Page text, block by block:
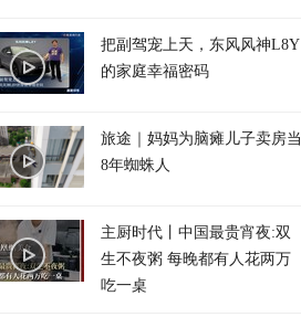
把副驾宠上天，东风风神L8Y
的家庭幸福密码
旅途｜妈妈为脑瘫儿子卖房当
8年蜘蛛人
主厨时代丨中国最贵宵夜:双
生不夜粥 每晚都有人花两万
吃一桌